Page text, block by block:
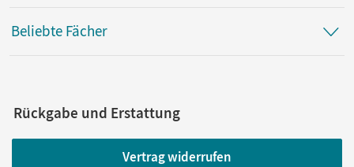
Beliebte Fächer
Rückgabe und Erstattung
Vertrag widerrufen